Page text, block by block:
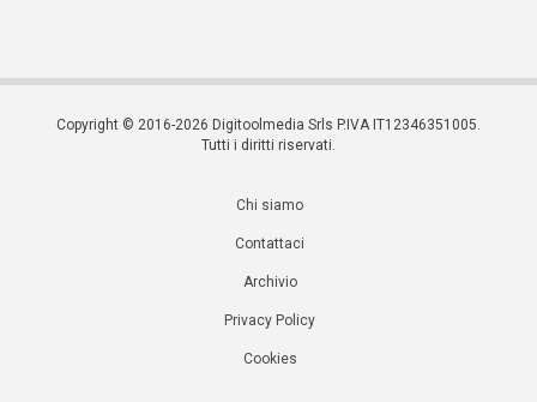
Copyright © 2016-2026 Digitoolmedia Srls P.IVA IT12346351005.
Tutti i diritti riservati.
Chi siamo
Contattaci
Archivio
Privacy Policy
Cookies